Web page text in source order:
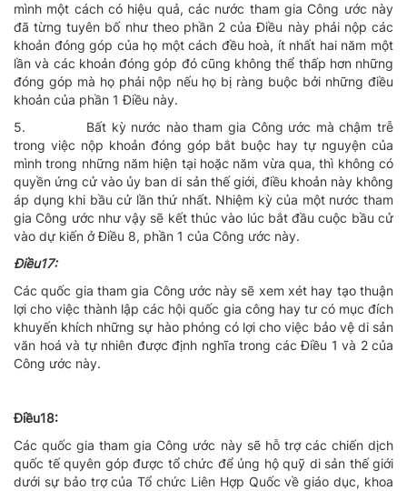
mình một cách có hiệu quả, các nước tham gia Công ước này
đã từng tuyên bố như theo phần 2 của Ðiều này phải nộp các
khoản đóng góp của họ một cách đều hoà, ít nhất hai năm một
lần và các khoản đóng góp đó cũng không thể thấp hơn những
đóng góp mà họ phải nộp nếu họ bị ràng buộc bởi những điều
khoản của phần 1 Ðiều này.
5. Bất kỳ nước nào tham gia Công ước mà chậm trễ
trong việc nộp khoản đóng góp bắt buộc hay tự nguyện của
mình trong những năm hiện tại hoặc năm vừa qua, thì không có
quyền ứng cử vào ủy ban di sản thế giới, điều khoản này không
áp dụng khi bầu cử lần thứ nhất. Nhiệm kỳ của một nước tham
gia Công ước như vậy sẽ kết thúc vào lúc bắt đầu cuộc bầu cử
vào dự kiến ở Ðiều 8, phần 1 của Công ước này.
Ðiều17:
Các quốc gia tham gia Công ước này sẽ xem xét hay tạo thuận
lợi cho việc thành lập các hội quốc gia công hay tư có mục đích
khuyến khích những sự hào phóng có lợi cho việc bảo vệ di sản
văn hoá và tự nhiên được định nghĩa trong các Ðiều 1 và 2 của
Công ước này.
Ðiều18:
Các quốc gia tham gia Công ước này sẽ hỗ trợ các chiến dịch
quốc tế quyên góp được tổ chức để ủng hộ quỹ di sản thế giới
dưới sự bảo trợ của Tổ chức Liên Hợp Quốc về giáo dục, khoa